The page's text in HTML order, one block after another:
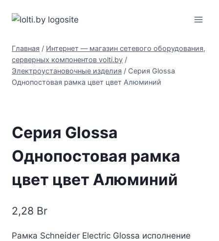
Главная / Интернет — магазин сетевого оборудования,
серверных компонентов volti.by /
Электроустановочные изделия / Серия Glossa
Однопостовая рамка цвет цвет Алюминий
Серия Glossa
Однопостовая рамка
цвет цвет Алюминий
2,28 Br
Рамка Schneider Electric Glossa исполнение